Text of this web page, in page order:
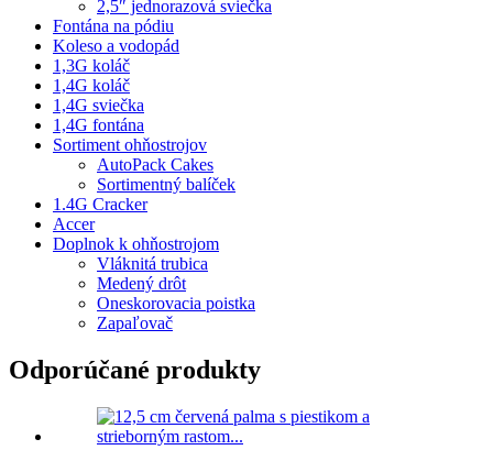
2,5″ jednorazová sviečka
Fontána na pódiu
Koleso a vodopád
1,3G koláč
1,4G koláč
1,4G sviečka
1,4G fontána
Sortiment ohňostrojov
AutoPack Cakes
Sortimentný balíček
1.4G Cracker
Accer
Doplnok k ohňostrojom
Vláknitá trubica
Medený drôt
Oneskorovacia poistka
Zapaľovač
Odporúčané produkty